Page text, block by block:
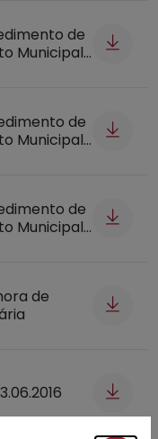
de
Municipal
de
Municipal
de
Municipal
de